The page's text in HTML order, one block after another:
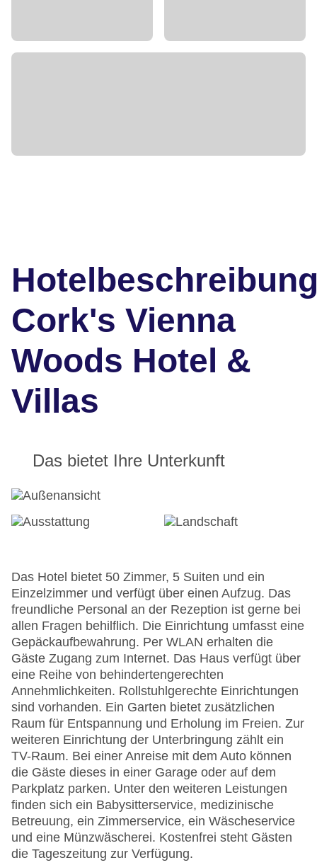
Cork's Vienna
Woods Hotel &
Villas
Das bietet Ihre Unterkunft
Das Hotel bietet 50 Zimmer, 5 Suiten und ein
Einzelzimmer und verfügt über einen Aufzug. Das
freundliche Personal an der Rezeption ist gerne bei
allen Fragen behilflich. Die Einrichtung umfasst eine
Gepäckaufbewahrung. Per WLAN erhalten die
Gäste Zugang zum Internet. Das Haus verfügt über
eine Reihe von behindertengerechten
Annehmlichkeiten. Rollstuhlgerechte Einrichtungen
sind vorhanden. Ein Garten bietet zusätzlichen
Raum für Entspannung und Erholung im Freien. Zur
weiteren Einrichtung der Unterbringung zählt ein
TV-Raum. Bei einer Anreise mit dem Auto können
die Gäste dieses in einer Garage oder auf dem
Parkplatz parken. Unter den weiteren Leistungen
finden sich ein Babysitterservice, medizinische
Betreuung, ein Zimmerservice, ein Wäscheservice
und eine Münzwäscherei. Kostenfrei steht Gästen
die Tageszeitung zur Verfügung.